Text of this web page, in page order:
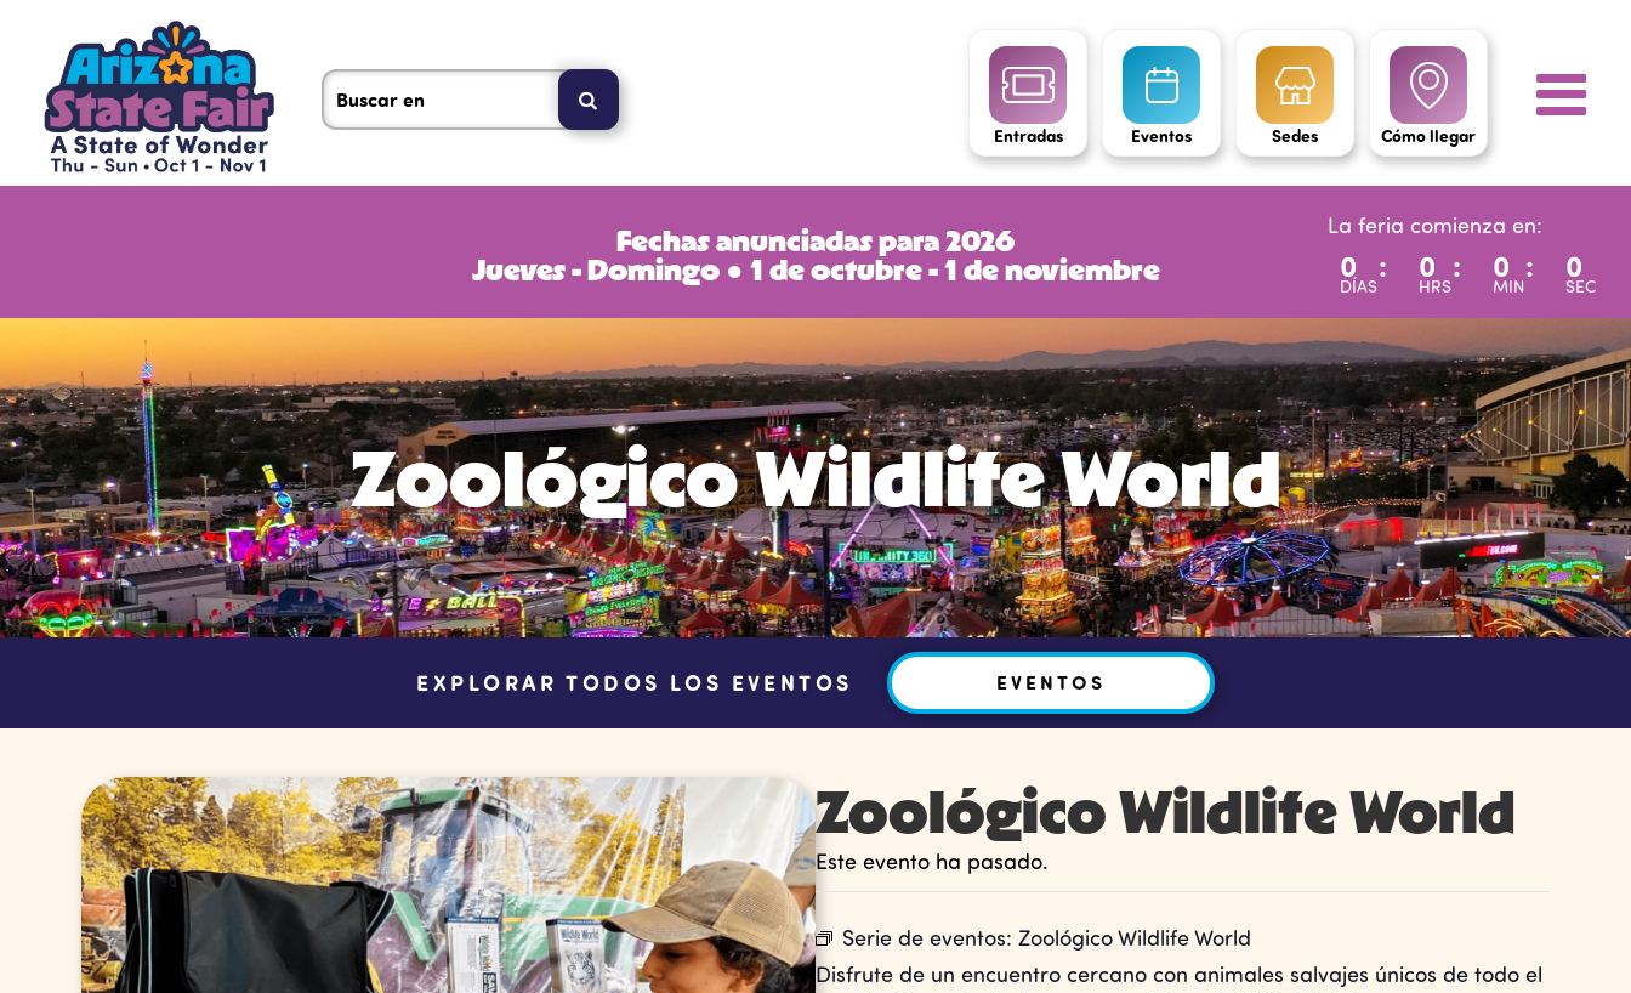
Entradas Eventos Sedes Cómo llegar
Fechas anunciadas para 2026
Jueves - Domingo ● 1 de octubre - 1 de noviembre
La feria comienza en:
0
DÍAS
: 0
HRS
: 0
MIN
: 0
SEC
Zoológico Wildlife World
EXPLORAR TODOS LOS EVENTOS EVENTOS
Zoológico Wildlife World
Este evento ha pasado.
Serie de eventos: Zoológico Wildlife World
Disfrute de un encuentro cercano con animales salvajes únicos de todo el